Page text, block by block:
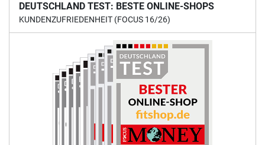
DEUTSCHLAND TEST: BESTE ONLINE-SHOPS
KUNDENZUFRIEDENHEIT (FOCUS 16/26)